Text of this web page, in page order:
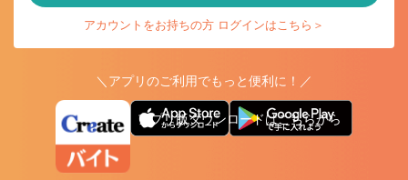
アカウントをお持ちの方 ログインはこちら＞
＼アプリのご利用でもっと便利に！／
アプリ版ダウンロードはこちらから